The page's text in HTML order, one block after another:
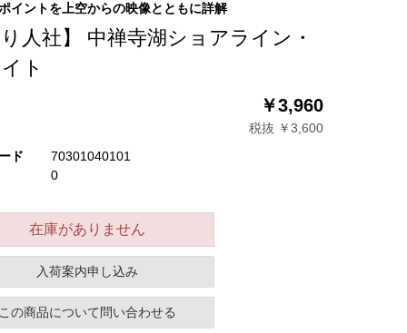
イントを上空からの映像とともに詳解
り人社】 中禅寺湖ショアライン・
ト
￥3,960
税抜 ￥3,600
ド
70301040101
0
在庫がありません
入荷案内申し込み
この商品について問い合わせる